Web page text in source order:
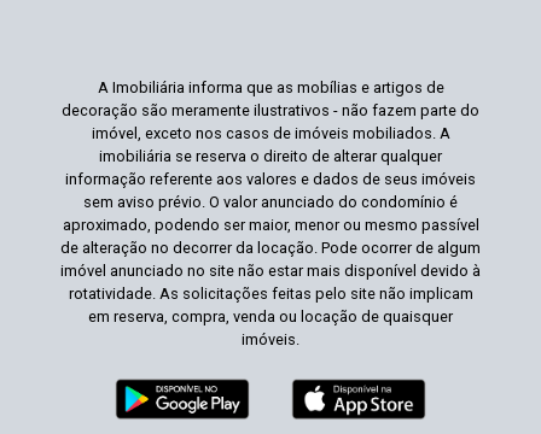
A Imobiliária informa que as mobílias e artigos de
decoração são meramente ilustrativos - não fazem parte do
imóvel, exceto nos casos de imóveis mobiliados. A
imobiliária se reserva o direito de alterar qualquer
informação referente aos valores e dados de seus imóveis
sem aviso prévio. O valor anunciado do condomínio é
aproximado, podendo ser maior, menor ou mesmo passível
de alteração no decorrer da locação. Pode ocorrer de algum
imóvel anunciado no site não estar mais disponível devido à
rotatividade. As solicitações feitas pelo site não implicam
em reserva, compra, venda ou locação de quaisquer
imóveis.